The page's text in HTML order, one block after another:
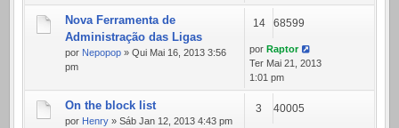
Nova Ferramenta de
Administração das Ligas
por Nepopop » Qui Mai 16, 2013 3:56
pm
14 68599
por Raptor
Ter Mai 21, 2013
1:01 pm
On the block list
por Henry » Sáb Jan 12, 2013 4:43 pm
3 40005